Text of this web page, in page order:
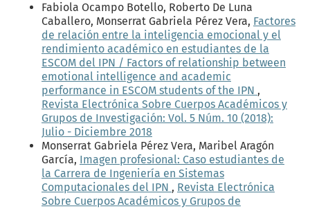
Fabiola Ocampo Botello, Roberto De Luna
Caballero, Monserrat Gabriela Pérez Vera, Factores
de relación entre la inteligencia emocional y el
rendimiento académico en estudiantes de la
ESCOM del IPN / Factors of relationship between
emotional intelligence and academic
performance in ESCOM students of the IPN ,
Revista Electrónica Sobre Cuerpos Académicos y
Grupos de Investigación: Vol. 5 Núm. 10 (2018):
Julio - Diciembre 2018
Monserrat Gabriela Pérez Vera, Maribel Aragón
García, Imagen profesional: Caso estudiantes de
la Carrera de Ingeniería en Sistemas
Computacionales del IPN , Revista Electrónica
Sobre Cuerpos Académicos y Grupos de